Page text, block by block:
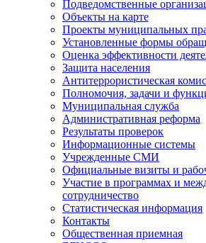
Подведомственные
Объекты на карте
Проекты муниципальных
Установленные формы
Оценка эффективности
Защита населения
Антитеррористическая
Полномочия, задачи и
Муниципальная служба
Административная реформа
Результаты проверок
Информационные системы
Учрежденные СМИ
Официальные визиты и
Участие в программах и
сотрудничество
Статистическая информация
Контакты
Общественная приемная